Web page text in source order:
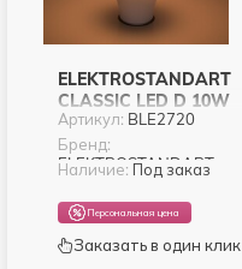
ELEKTROSTANDART
CLASSIC LED D 10W
3300K E27 (BLE2720)
Артикул: BLE2720
Бренд:
ELEKTROSTANDART
Наличие: Под заказ
Персональная цена
Заказать в один клик